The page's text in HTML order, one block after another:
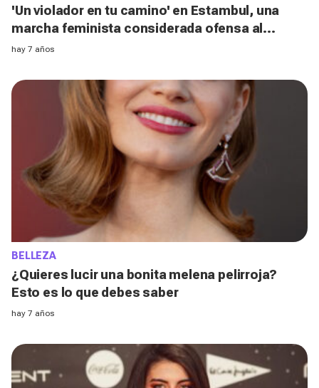
'Un violador en tu camino' en Estambul, una
marcha feminista considerada ofensa al
Estado
hay 7 años
BELLEZA
¿Quieres lucir una bonita melena pelirroja?
Esto es lo que debes saber
hay 7 años